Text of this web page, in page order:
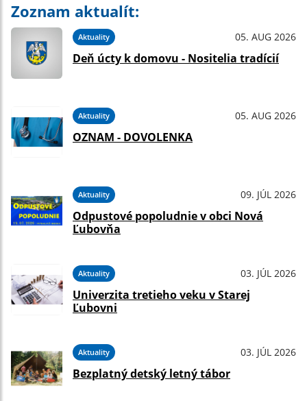
Zoznam aktualít:
Aktuality 05. AUG 2026
Deň úcty k domovu - Nositelia tradícií
Aktuality 05. AUG 2026
OZNAM - DOVOLENKA
Aktuality 09. JÚL 2026
Odpustové popoludnie v obci Nová
Ľubovňa
Aktuality 03. JÚL 2026
Univerzita tretieho veku v Starej
Ľubovni
Aktuality 03. JÚL 2026
Bezplatný detský letný tábor